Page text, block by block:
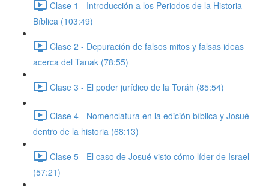
Clase 1 - Introducción a los Periodos de la Historia
Bíblica (103:49)
Clase 2 - Depuración de falsos mitos y falsas ideas
acerca del Tanak (78:55)
Clase 3 - El poder jurídico de la Toráh (85:54)
Clase 4 - Nomenclatura en la edición bíblica y Josué
dentro de la historia (68:13)
Clase 5 - El caso de Josué visto cómo líder de Israel
(57:21)